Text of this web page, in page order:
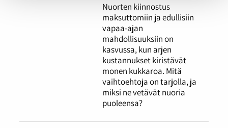
Nuorten kiinnostus
maksuttomiin ja edullisiin
vapaa-ajan
mahdollisuuksiin on
kasvussa, kun arjen
kustannukset kiristävät
monen kukkaroa. Mitä
vaihtoehtoja on tarjolla, ja
miksi ne vetävät nuoria
puoleensa?